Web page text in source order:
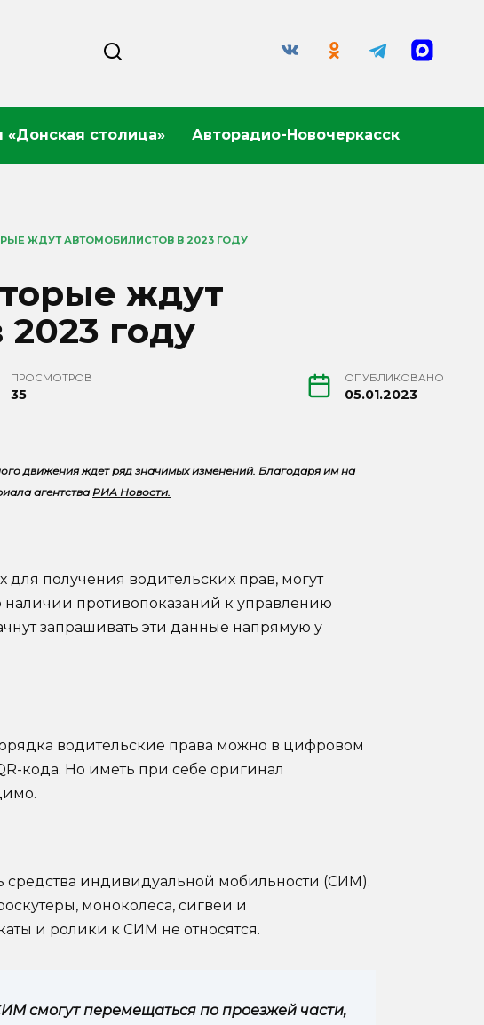
«Донская столица» Авторадио-Новочеркасск
ЖДУТ АВТОМОБИЛИСТОВ В 2023 ГОДУ
ждут
году
ПРОСМОТРОВ
35
ОПУБЛИКОВАНО
05.01.2023
движения ждет ряд значимых изменений. Благодаря им на
агентстваРИА Новости.
получения водительских прав, могут
противопоказаний к управлению
запрашивать эти данные напрямую у
водительские права можно в цифровом
кода. Но иметь при себе оригинал
средства индивидуальной мобильности (СИМ).
моноколеса, сигвеи и
и ролики к СИМ не относятся.
смогут перемещаться по проезжей части,